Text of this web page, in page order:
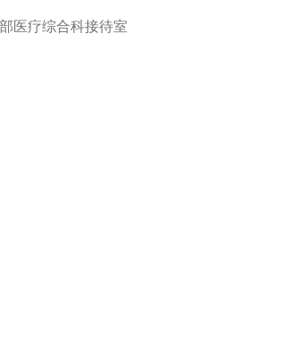
医疗综合科接待室